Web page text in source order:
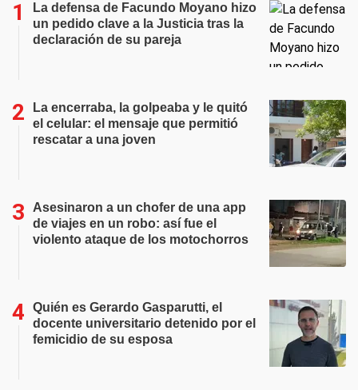
La defensa de Facundo Moyano hizo
un pedido clave a la Justicia tras la
declaración de su pareja
La encerraba, la golpeaba y le quitó
el celular: el mensaje que permitió
rescatar a una joven
Asesinaron a un chofer de una app
de viajes en un robo: así fue el
violento ataque de los motochorros
Quién es Gerardo Gasparutti, el
docente universitario detenido por el
femicidio de su esposa